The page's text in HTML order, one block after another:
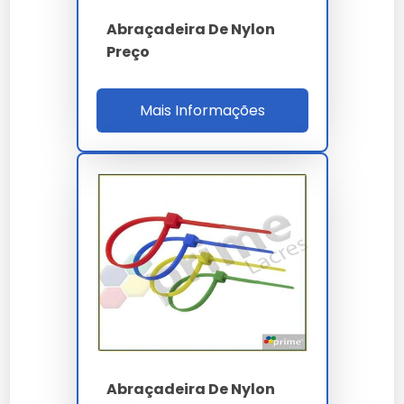
abraçadeira de nylon preta no seu fluxo de trabalho.
A manutenção preventiva de
desnecessárias na sua linha de produção.
Lembramos que o uso deabraçadeira de nylon
comprometer a segurança. Consulte sempre nossa
equipe técnica.
Ao nos escolher, você opta por um parceiro que
entende a importância crítica do abraçadeira de
nylon preta para o sucesso do seu projeto.
A versatilidade deabraçadeira de nylon preta
permite aplicação em diversos setores, mantendo a
integridade esperada por nossos clientes.
abraçadeira de nylon pretaentregue por
desenvolvimento focado em eficiência real.
Abraçadeira De Nylon
Preço
Mais Informações
Abraçadeira De Nylon